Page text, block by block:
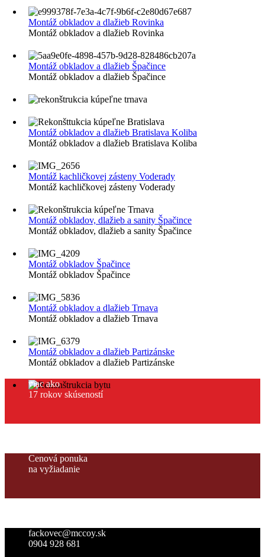
Montáž obkladov a dlažieb Rovinka
Montáž obkladov a dlažieb Rovinka
Montáž obkladov a dlažieb Špačince
Montáž obkladov a dlažieb Špačince
Montáž obkladov a dlažieb Bratislava Koliba
Montáž obkladov a dlažieb Bratislava Koliba
Montáž kachličkovej zásteny Voderady
Montáž kachličkovej zásteny Voderady
Montáž obkladov, dlažieb a sanity Špačince
Montáž obkladov, dlažieb a sanity Špačince
Montáž obkladov Špačince
Montáž obkladov Špačince
Montáž obkladov a dlažieb Trnava
Montáž obkladov a dlažieb Trnava
Montáž obkladov a dlažieb Partizánske
Montáž obkladov a dlažieb Partizánske
viac ako
17 rokov skúseností
Cenová ponuka
na vyžiadanie
fackovec@mccoy.sk
0904 928 681